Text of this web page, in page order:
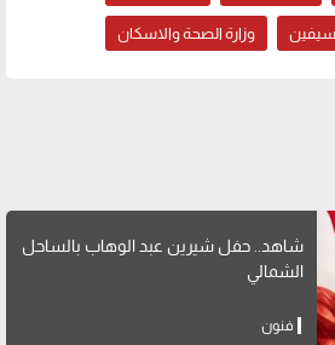
سيفين وزارة الصحة والاسكان
شاهد.. حفل شيرين عبد الوهاب بالساحل
الشمالي
فنون